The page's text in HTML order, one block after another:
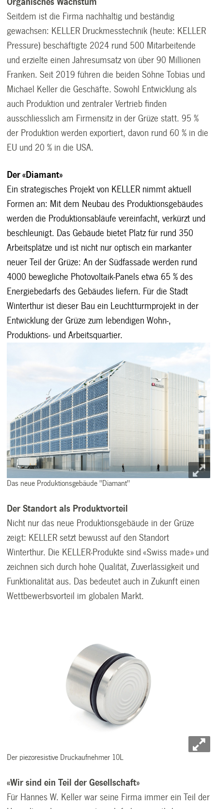
Seitdem ist die Firma nachhaltig und beständig
gewachsen: KELLER Druckmesstechnik (heute: KELLER
Pressure) beschäftigte 2024 rund 500 Mitarbeitende
und erzielte einen Jahresumsatz von über 90 Millionen
Franken. Seit 2019 führen die beiden Söhne Tobias und
Michael Keller die Geschäfte. Sowohl Entwicklung als
auch Produktion und zentraler Vertrieb finden
ausschliesslich am Firmensitz in der Grüze statt. 95 %
der Produktion werden exportiert, davon rund 60 % in die
EU und 20 % in die USA.
Der «Diamant»
Ein strategisches Projekt von KELLER nimmt aktuell
Formen an: Mit dem Neubau des Produktionsgebäudes
werden die Produktionsabläufe vereinfacht, verkürzt und
beschleunigt. Das Gebäude bietet Platz für rund 350
Arbeitsplätze und ist nicht nur optisch ein markanter
neuer Teil der Grüze: An der Südfassade werden rund
4000 bewegliche Photovoltaik-Panels etwa 65 % des
Energiebedarfs des Gebäudes liefern. Für die Stadt
Winterthur ist dieser Bau ein Leuchtturmprojekt in der
Entwicklung der Grüze zum lebendigen Wohn-,
Produktions- und Arbeitsquartier.
Das neue Produktionsgebäude "Diamant"
Der Standort als Produktvorteil
Nicht nur das neue Produktionsgebäude in der Grüze
zeigt: KELLER setzt bewusst auf den Standort
Winterthur. Die KELLER-Produkte sind «Swiss made» und
zeichnen sich durch hohe Qualität, Zuverlässigkeit und
Funktionalität aus. Das bedeutet auch in Zukunft einen
Wettbewerbsvorteil im globalen Markt.
Der piezoresistive Druckaufnehmer 10L
«Wir sind ein Teil der Gesellschaft»
Für Hannes W. Keller war seine Firma immer ein Teil der